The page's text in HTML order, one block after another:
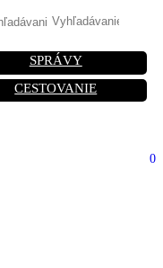
SPRÁVY
CESTOVANIE
0